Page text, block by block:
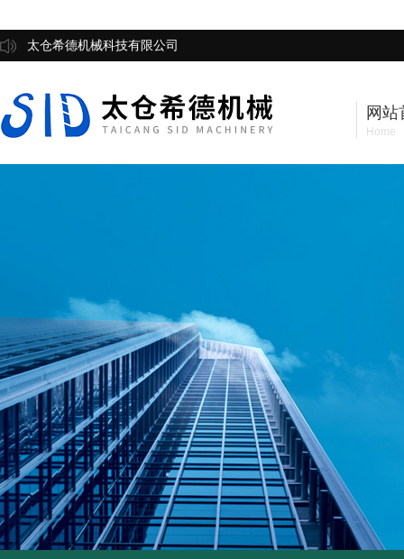
太仓希德机械科技有限公司
网站
Home